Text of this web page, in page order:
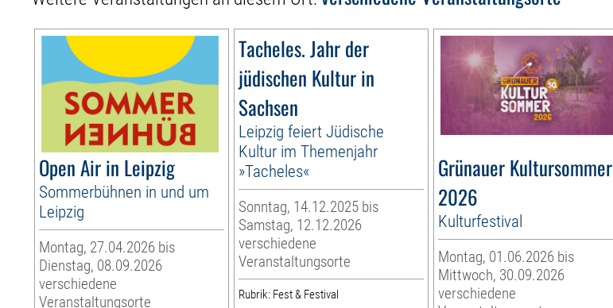
Open Air in Leipzig
Sommerbühnen in und um
Leipzig
Montag, 27.04.2026 bis
Dienstag, 08.09.2026
verschiedene
Veranstaltungsorte
Tacheles. Jahr der
jüdischen Kultur in
Sachsen
Leipzig feiert Jüdische
Kultur im Themenjahr
»Tacheles«
Sonntag, 14.12.2025 bis
Samstag, 12.12.2026
verschiedene
Veranstaltungsorte
Rubrik: Fest & Festival
Grünauer Kultursommer
2026
Kulturfestival
Montag, 01.06.2026 bis
Mittwoch, 30.09.2026
verschiedene